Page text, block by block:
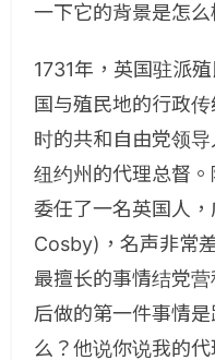
一下它的背景是怎么
1731年，英国驻派
国与殖民地的行政
时的共和自由党领
纽约州的代理总督
委任了一名英国人
Cosby)，名声非常
最擅长的事情结党
后做的第一件事情
么？他说你说我的